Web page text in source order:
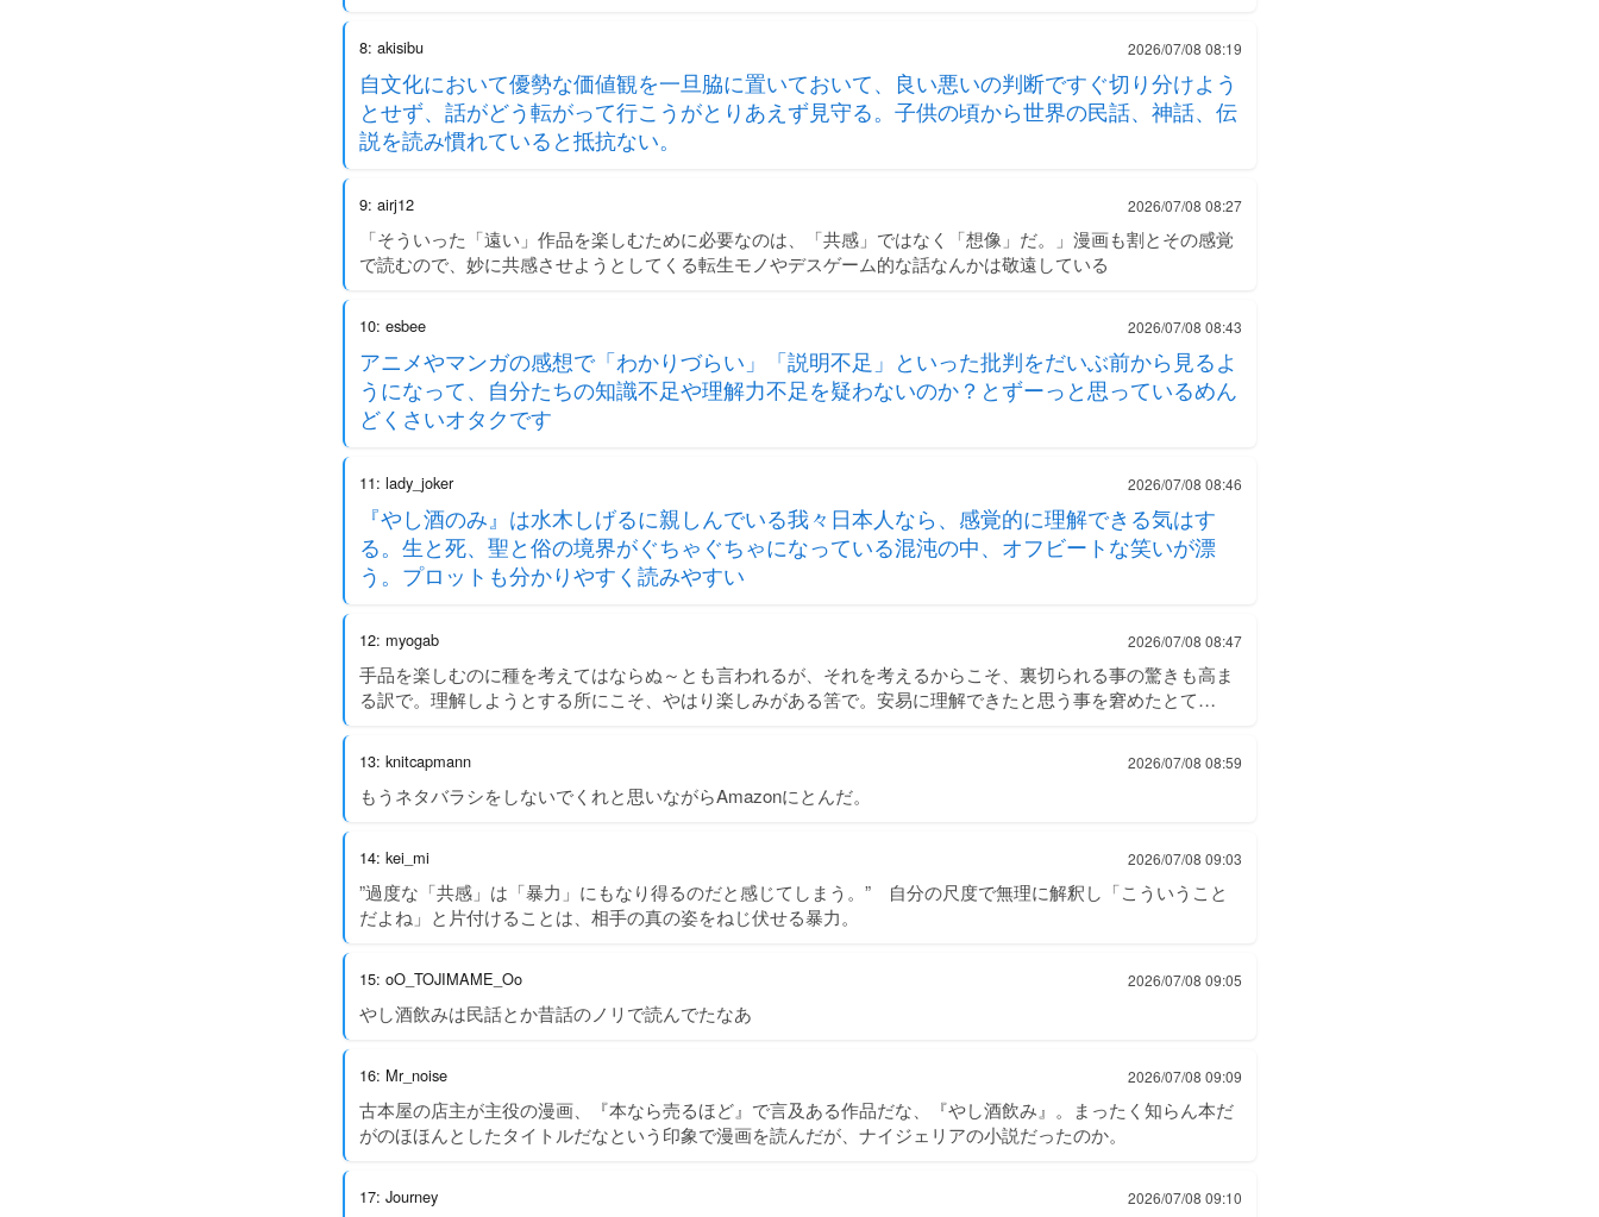
8: akisibu 2026/07/08 08:19
自文化において優勢な価値観を一旦脇に置いておいて、良い悪いの判断ですぐ切り分けよう
とせず、話がどう転がって行こうがとりあえず見守る。子供の頃から世界の民話、神話、伝
説を読み慣れていると抵抗ない。
9: airj12 2026/07/08 08:27
「そういった「遠い」作品を楽しむために必要なのは、「共感」ではなく「想像」だ。」漫画も割とその感覚
で読むので、妙に共感させようとしてくる転生モノやデスゲーム的な話なんかは敬遠している
10: esbee 2026/07/08 08:43
アニメやマンガの感想で「わかりづらい」「説明不足」といった批判をだいぶ前から見るよ
うになって、自分たちの知識不足や理解力不足を疑わないのか？とずーっと思っているめん
どくさいオタクです
11: lady_joker 2026/07/08 08:46
『やし酒のみ』は水木しげるに親しんでいる我々日本人なら、感覚的に理解できる気はす
る。生と死、聖と俗の境界がぐちゃぐちゃになっている混沌の中、オフビートな笑いが漂
う。プロットも分かりやすく読みやすい
12: myogab 2026/07/08 08:47
手品を楽しむのに種を考えてはならぬ～とも言われるが、それを考えるからこそ、裏切られる事の驚きも高ま
る訳で。理解しようとする所にこそ、やはり楽しみがある筈で。安易に理解できたと思う事を窘めたとて…
13: knitcapmann 2026/07/08 08:59
もうネタバラシをしないでくれと思いながらAmazonにとんだ。
14: kei_mi 2026/07/08 09:03
”過度な「共感」は「暴力」にもなり得るのだと感じてしまう。” 自分の尺度で無理に解釈し「こういうこと
だよね」と片付けることは、相手の真の姿をねじ伏せる暴力。
15: oO_TOJIMAME_Oo 2026/07/08 09:05
やし酒飲みは民話とか昔話のノリで読んでたなあ
16: Mr_noise 2026/07/08 09:09
古本屋の店主が主役の漫画、『本なら売るほど』で言及ある作品だな、『やし酒飲み』。まったく知らん本だ
がのほほんとしたタイトルだなという印象で漫画を読んだが、ナイジェリアの小説だったのか。
17: Journey 2026/07/08 09:10